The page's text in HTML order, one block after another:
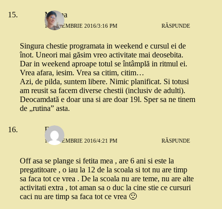
Mirona
11 NOIEMBRIE 2016/3:16 PM RĂSPUNDE
Singura chestie programata in weekend e cursul ei de
înot. Uneori mai găsim vreo activitate mai deosebita.
Dar in weekend aproape totul se întâmplă in ritmul ei.
Vrea afara, iesim. Vrea sa citim, citim…
Azi, de pilda, suntem libere. Nimic planificat. Si totusi
am reusit sa facem diverse chestii (inclusiv de adulti).
Deocamdată e doar una si are doar 19l. Sper sa ne tinem
de „rutina” asta.
Flory
11 NOIEMBRIE 2016/4:21 PM RĂSPUNDE
Off asa se plange si fetita mea , are 6 ani si este la
pregatitoare , o iau la 12 de la scoala si tot nu are timp
sa faca tot ce vrea . De la scoala nu are teme, nu are alte
activitati extra , tot aman sa o duc la cine stie ce cursuri
caci nu are timp sa faca tot ce vrea 🙁